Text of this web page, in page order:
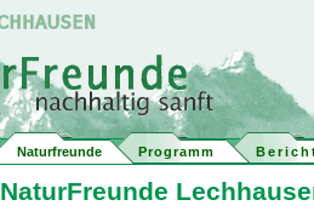
Naturfreunde Programm
NaturFreunde